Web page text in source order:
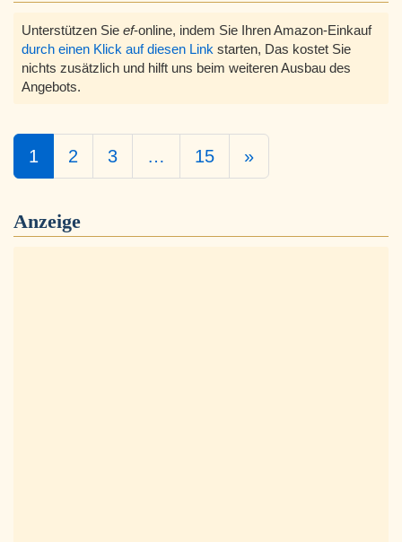
Unterstützen Sie ef-online, indem Sie Ihren Amazon-Einkauf
durch einen Klick auf diesen Link starten, Das kostet Sie
nichts zusätzlich und hilft uns beim weiteren Ausbau des
Angebots.
1 2 3 … 15 »
Anzeige